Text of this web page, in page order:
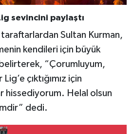
sevincini paylaştı
taraftarlardan Sultan Kurman,
kendileri için büyük
“Çorumluyum,
çıktığımız için
hissediyorum. Helal olsun
dedi.